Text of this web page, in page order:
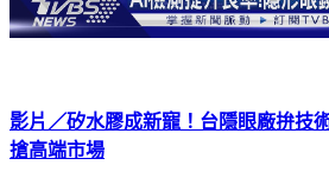
影片／矽水膠成新寵！台隱眼廠拚技
搶高端市場